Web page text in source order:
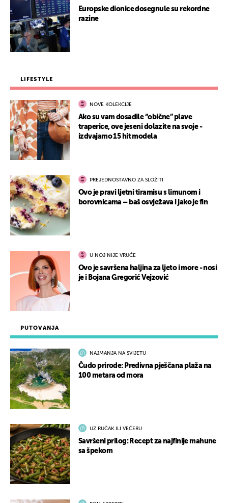
PUTOVANJA
NAJMANJA NA SVIJETU
Čudo prirode: Predivna pješčana plaža na
100 metara od mora
UZ RUČAK ILI VEČERU
Savršeni prilog: Recept za najfinije mahune
sa špekom
Europske dionice dosegnule su rekordne
razine
LIFESTYLE
NOVE KOLEKCIJE
Ako su vam dosadile “obične” plave
traperice, ove jeseni dolazite na svoje -
izdvajamo 15 hit modela
PREJEDNOSTAVNO ZA SLOŽITI
Ovo je pravi ljetni tiramisu s limunom i
borovnicama – baš osvježava i jako je fin
U NOJ NIJE VRUĆE
Ovo je savršena haljina za ljeto i more - nosi
je i Bojana Gregorić Vejzović